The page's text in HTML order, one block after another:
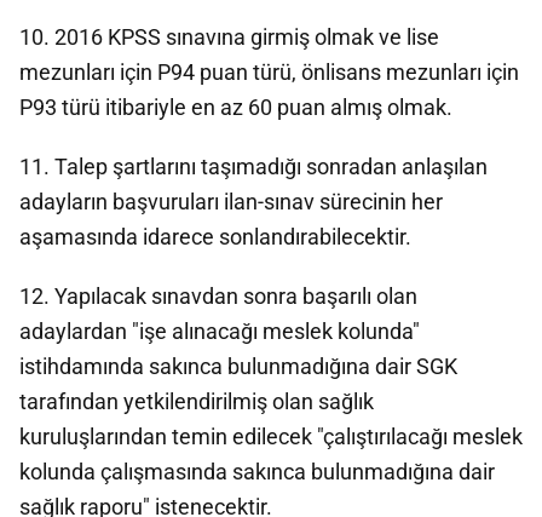
10. 2016 KPSS sınavına girmiş olmak ve lise
mezunları için P94 puan türü, önlisans mezunları için
P93 türü itibariyle en az 60 puan almış olmak.
11. Talep şartlarını taşımadığı sonradan anlaşılan
adayların başvuruları ilan-sınav sürecinin her
aşamasında idarece sonlandırabilecektir.
12. Yapılacak sınavdan sonra başarılı olan
adaylardan "işe alınacağı meslek kolunda"
istihdamında sakınca bulunmadığına dair SGK
tarafından yetkilendirilmiş olan sağlık
kuruluşlarından temin edilecek "çalıştırılacağı meslek
kolunda çalışmasında sakınca bulunmadığına dair
sağlık raporu" istenecektir.